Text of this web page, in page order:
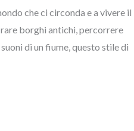
che ci circonda e a vivere il
borghi antichi, percorrere
di un fiume, questo stile di